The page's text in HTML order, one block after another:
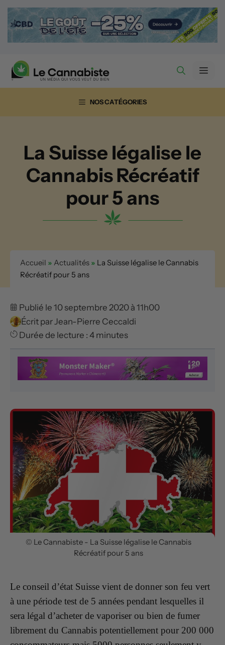
Aller
contenu
NOS CATÉGORIES
La Suisse légalise le
Cannabis Récréatif
pour 5 ans
Accueil » Actualités » La Suisse légalise le Cannabis
Récréatif pour 5 ans
Publié le 10 septembre 2020 à 11h00
Écrit parJean-Pierre Ceccaldi
Durée de lecture : 4 minutes
© Le Cannabiste - La Suisse légalise le Cannabis
Récréatif pour 5 ans
Le conseil d’état Suisse vient de donner son feu vert
à une période test de 5 années pendant lesquelles il
sera légal d’acheter de vaporiser ou bien de fumer
librement du Cannabis potentiellement pour 200 000